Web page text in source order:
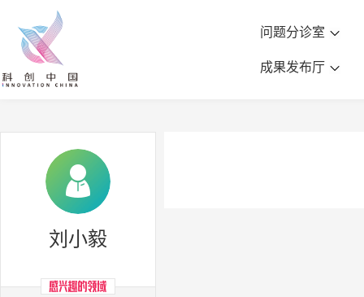
问题分诊室
成果发布厅
刘小毅

